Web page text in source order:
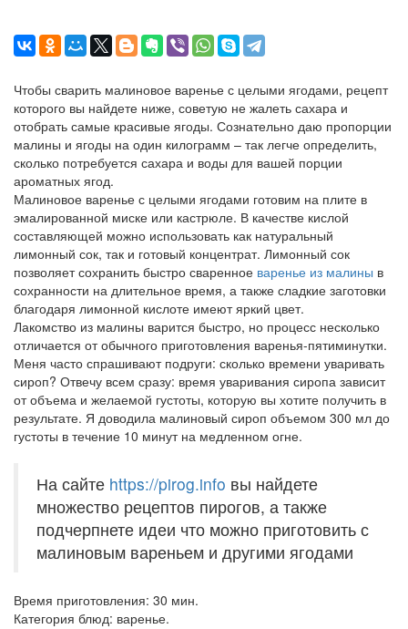
Чтобы сварить малиновое варенье с целыми ягодами, рецепт
которого вы найдете ниже, советую не жалеть сахара и
отобрать самые красивые ягоды. Сознательно даю пропорции
малины и ягоды на один килограмм – так легче определить,
сколько потребуется сахара и воды для вашей порции
ароматных ягод.
Малиновое варенье с целыми ягодами готовим на плите в
эмалированной миске или кастрюле. В качестве кислой
составляющей можно использовать как натуральный
лимонный сок, так и готовый концентрат. Лимонный сок
позволяет сохранить быстро сваренное варенье из малины в
сохранности на длительное время, а также сладкие заготовки
благодаря лимонной кислоте имеют яркий цвет.
Лакомство из малины варится быстро, но процесс несколько
отличается от обычного приготовления варенья-пятиминутки.
Меня часто спрашивают подруги: сколько времени уваривать
сироп? Отвечу всем сразу: время уваривания сиропа зависит
от объема и желаемой густоты, которую вы хотите получить в
результате. Я доводила малиновый сироп объемом 300 мл до
густоты в течение 10 минут на медленном огне.
На сайте https://pirog.info вы найдете
множество рецептов пирогов, а также
подчерпнете идеи что можно приготовить с
малиновым вареньем и другими ягодами
Время приготовления: 30 мин.
Категория блюд: варенье.